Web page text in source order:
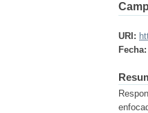
URI:
Fecha: